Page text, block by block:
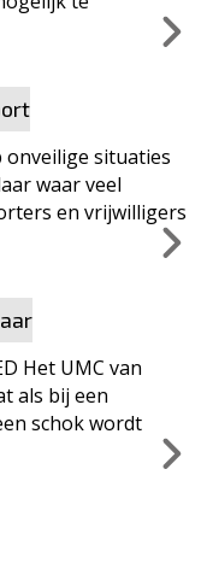
situaties
waar veel
en vrijwilligers
Het UMC van
als bij een
schok wordt